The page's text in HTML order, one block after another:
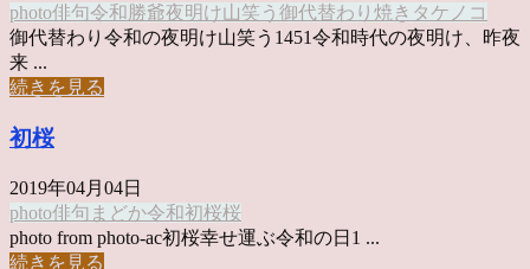
photo俳句令和 勝爺夜明け山笑う 御代替わり 焼きタケノコ
御代替わり令和の夜明け山笑う1451令和時代の夜明け、昨夜
来 ...
続きを見る
初桜
2019年04月04日
photo俳句 まどか令和初桜桜
photo from photo-ac初桜幸せ運ぶ令和の日1 ...
続きを見る